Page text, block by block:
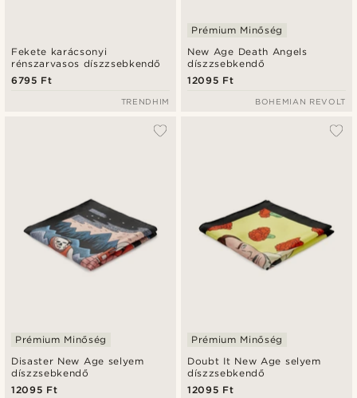
Fekete karácsonyi
rénszarvasos díszzsebkendő
6795 Ft
TRENDHIM
New Age Death Angels
díszzsebkendő
Prémium Minőség
12095 Ft
BOHEMIAN REVOLT
Disaster New Age selyem
díszzsebkendő
Prémium Minőség
12095 Ft
Doubt It New Age selyem
díszzsebkendő
Prémium Minőség
12095 Ft